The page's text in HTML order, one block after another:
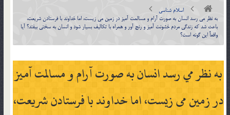
اسلام شناسی
به نظر مي رسد انسان به صورت آرام و مسالمت آميز در زمين می زيست، اما خداوند با فرستادن شريعت،
باعث شد كه زندگي مردم خشونت آميز و رنج آور و همراه با تكاليف بسيار شود و انسان به سختي بيفتد؟ آيا
واقعاً اين گونه است؟
به نظر مي رسد انسان به صورت آرام و مسالمت آميز
در زمين می زيست، اما خداوند با فرستادن شريعت،